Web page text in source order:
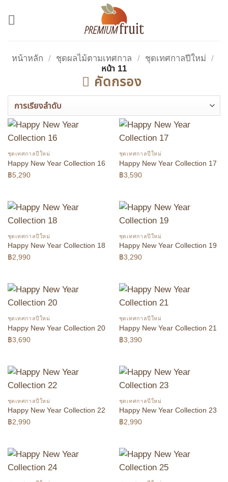
หน้าหลัก
/ ชุดผลไม้ตามเทศกาล / ชุดเทศกาลปีใหม่ /
หน้า 11
คัดกรอง
ชุดเทศกาลปีใหม่
Happy New Year Collection 16
฿5,290
ชุดเทศกาลปีใหม่
Happy New Year Collection 17
฿3,590
ชุดเทศกาลปีใหม่
Happy New Year Collection 18
฿2,990
ชุดเทศกาลปีใหม่
Happy New Year Collection 19
฿3,290
ชุดเทศกาลปีใหม่
Happy New Year Collection 20
฿3,690
ชุดเทศกาลปีใหม่
Happy New Year Collection 21
฿3,390
ชุดเทศกาลปีใหม่
Happy New Year Collection 22
฿2,990
ชุดเทศกาลปีใหม่
Happy New Year Collection 23
฿2,990